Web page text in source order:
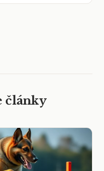
články